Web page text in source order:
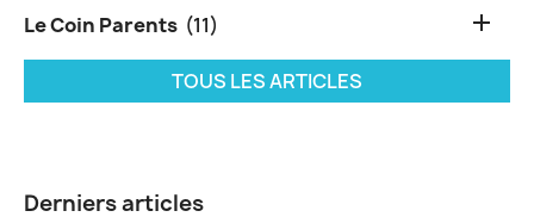
Le Coin Parents (11) 
TOUS LES ARTICLES
Derniers articles